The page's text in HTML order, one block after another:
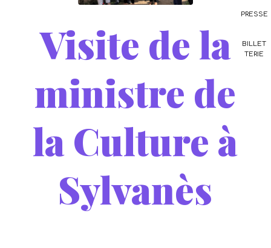
PRESSE
BILLET
TERIE
Visite de la
ministre de
la Culture à
Sylvanès